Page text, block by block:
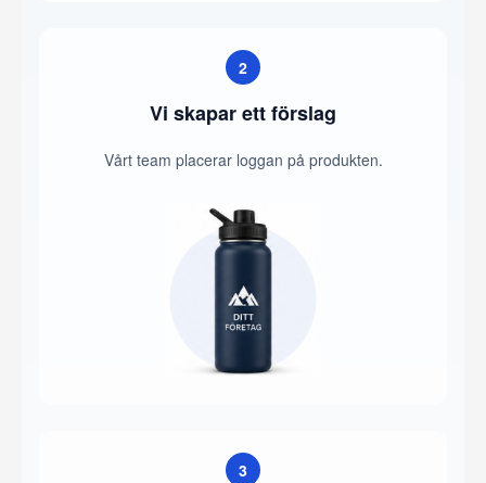
2
Vi skapar ett förslag
Vårt team placerar loggan på produkten.
3